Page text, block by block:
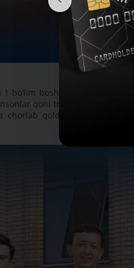
bo‘lim boshlig‘i Eshtuktar
qoni to'kilganini,
chorlab qoldi. Shuningdek,